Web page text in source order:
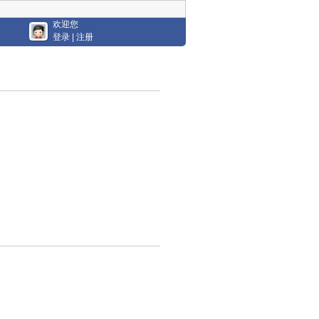
欢迎您
登录
注册